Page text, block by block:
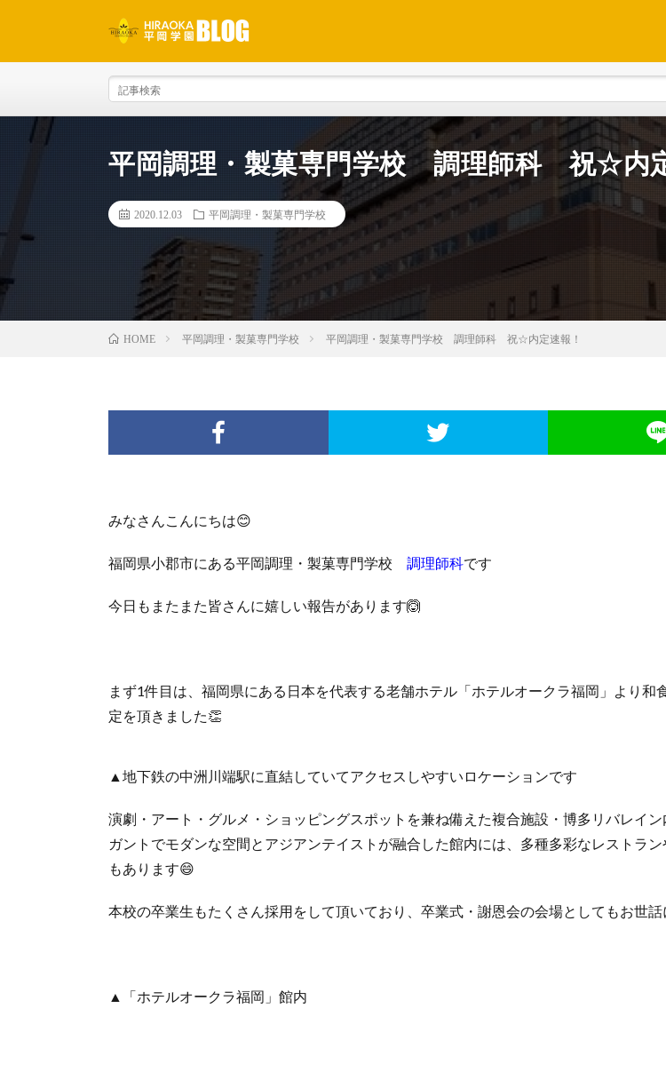
平岡調理・製菓専門学校 調理師科 祝☆内
2020.12.03 平岡調理・製菓専門学校
HOME 平岡調理・製菓専門学校 平岡調理・製菓専門学校 調理師科 祝☆内定速報！
みなさんこんにちは😊
福岡県小郡市にある平岡調理・製菓専門学校 調理師科です
今日もまたまた皆さんに嬉しい報告があります🙆
まず1件目は、福岡県にある日本を代表する老舗ホテル「ホテルオークラ福岡」より和
定を頂きました👏
▲地下鉄の中洲川端駅に直結していてアクセスしやすいロケーションです
演劇・アート・グルメ・ショッピングスポットを兼ね備えた複合施設・博多リバレイン
ガントでモダンな空間とアジアンテイストが融合した館内には、多種多彩なレストラ
もあります😄
本校の卒業生もたくさん採用をして頂いており、卒業式・謝恩会の会場としてもお世
▲「ホテルオークラ福岡」館内